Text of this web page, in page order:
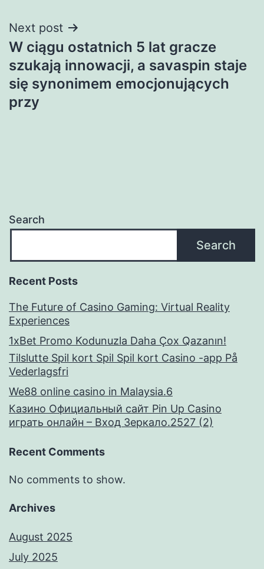
Next post
W ciągu ostatnich 5 lat gracze
szukają innowacji, a savaspin staje
się synonimem emocjonujących
przy
Search
Search
Recent Posts
The Future of Casino Gaming: Virtual Reality
Experiences
1xBet Promo Kodunuzla Daha Çox Qazanın!
Tilslutte Spil kort Spil Spil kort Casino -app På
Vederlagsfri
We88 online casino in Malaysia.6
Казино Официальный сайт Pin Up Casino
играть онлайн – Вход Зеркало.2527 (2)
Recent Comments
No comments to show.
Archives
August 2025
July 2025